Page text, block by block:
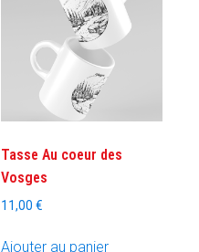
Tasse Au coeur des
Vosges
11,00€
Ajouter au panier